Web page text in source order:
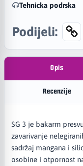
Tehnicka podrska
Podijeli:
Opis
Recenzije
SG 3 je bakarm
zavarivanje
sadržaj mangana i
osobine i otpornost